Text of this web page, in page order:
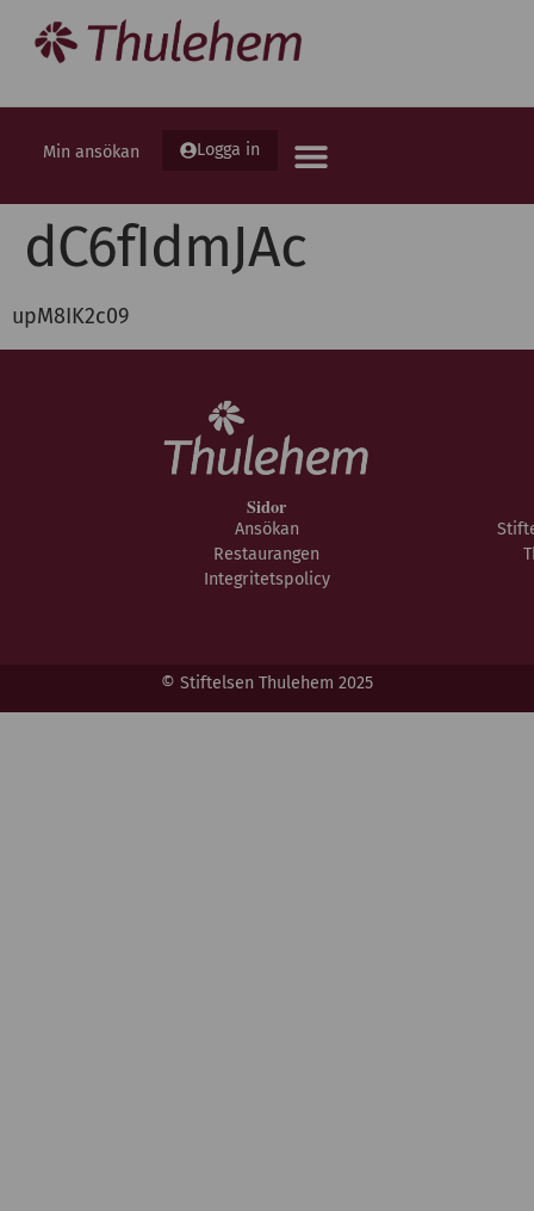
Min ansökan Logga in
dC6fIdmJAc
upM8IK2c09
Sidor
Ansökan
Restaurangen
Integritetspolicy
© Stiftelsen Thulehem 2025